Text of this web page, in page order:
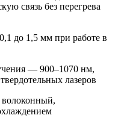
связь без перегрева
до 1,5 мм при работе в
— 900–1070 нм,
лазеров